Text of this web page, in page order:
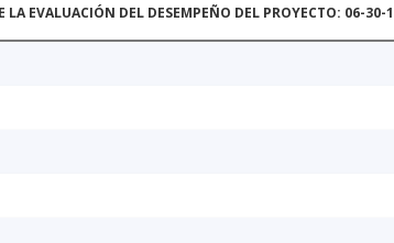
LA EVALUACIÓN DEL DESEMPEÑO DEL PROYECTO: 06-30-